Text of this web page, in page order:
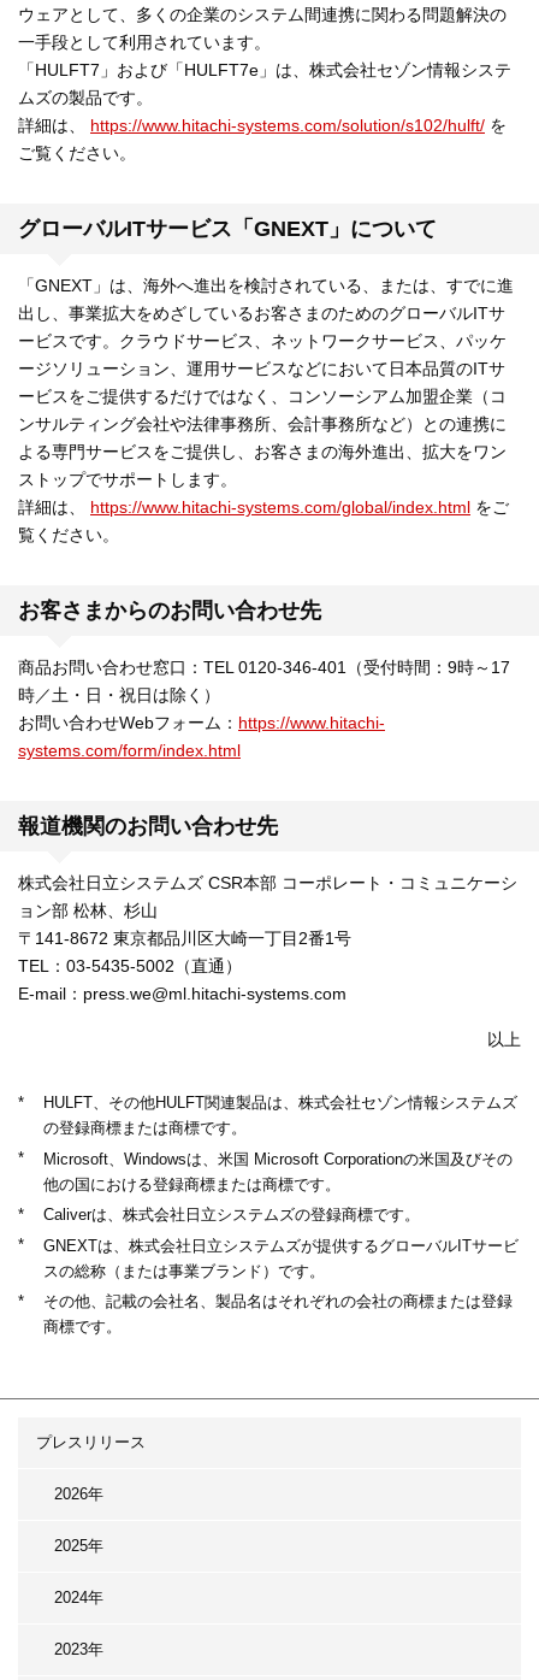
ウェアとして、多くの企業のシステム間連携に関わる問題解決の
一手段として利用されています。
「HULFT7」および「HULFT7e」は、株式会社セゾン情報システ
ムズの製品です。
詳細は、 https://www.hitachi-systems.com/solution/s102/hulft/ を
ご覧ください。
グローバルITサービス「GNEXT」について
「GNEXT」は、海外へ進出を検討されている、または、すでに進
出し、事業拡大をめざしているお客さまのためのグローバルITサ
ービスです。クラウドサービス、ネットワークサービス、パッケ
ージソリューション、運用サービスなどにおいて日本品質のITサ
ービスをご提供するだけではなく、コンソーシアム加盟企業（コ
ンサルティング会社や法律事務所、会計事務所など）との連携に
よる専門サービスをご提供し、お客さまの海外進出、拡大をワン
ストップでサポートします。
詳細は、 https://www.hitachi-systems.com/global/index.html をご
覧ください。
お客さまからのお問い合わせ先
商品お問い合わせ窓口：TEL 0120-346-401（受付時間：9時～17
時／土・日・祝日は除く）
お問い合わせWebフォーム： https://www.hitachi-
systems.com/form/index.html
報道機関のお問い合わせ先
株式会社日立システムズ CSR本部 コーポレート・コミュニケーシ
ョン部 松林、杉山
〒141-8672 東京都品川区大崎一丁目2番1号
TEL：03-5435-5002（直通）
E-mail：press.we@ml.hitachi-systems.com
以上
*
HULFT、その他HULFT関連製品は、株式会社セゾン情報システムズ
の登録商標または商標です。
*
Microsoft、Windowsは、米国 Microsoft Corporationの米国及びその
他の国における登録商標または商標です。
*
Caliverは、株式会社日立システムズの登録商標です。
*
GNEXTは、株式会社日立システムズが提供するグローバルITサービ
スの総称（または事業ブランド）です。
*
その他、記載の会社名、製品名はそれぞれの会社の商標または登録
商標です。
プレスリリース
2026年
2025年
2024年
2023年